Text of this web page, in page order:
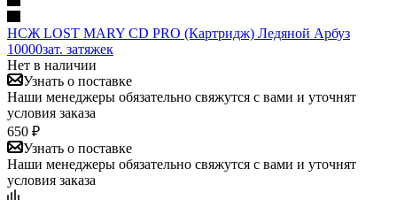
НСЖ LOST MARY CD PRO (Картридж) Ледяной Арбуз
10000зат. затяжек
Нет в наличии
Узнать о поставке
Наши менеджеры обязательно свяжутся с вами и уточнят
условия заказа
650 ₽
Узнать о поставке
Наши менеджеры обязательно свяжутся с вами и уточнят
условия заказа